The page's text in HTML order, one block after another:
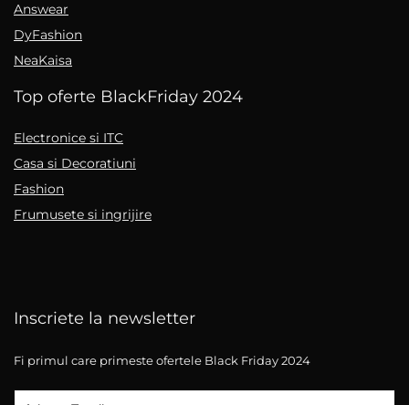
Answear
DyFashion
NeaKaisa
Top oferte BlackFriday 2024
Electronice si ITC
Casa si Decoratiuni
Fashion
Frumusete si ingrijire
Inscriete la newsletter
Fi primul care primeste ofertele Black Friday 2024